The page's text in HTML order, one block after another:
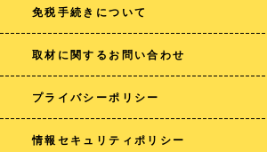
免税手続きについて
取材に関するお問い合わせ
プライバシーポリシー
情報セキュリティポリシー